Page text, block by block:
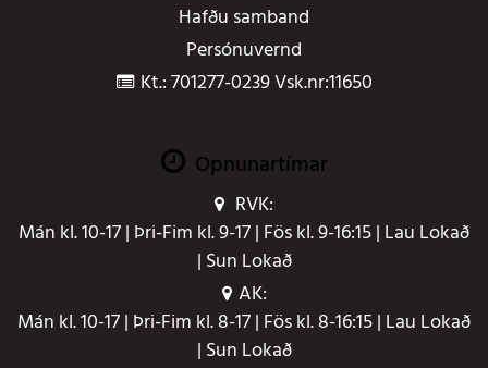
Hafðu samband
Persónuvernd
Kt.: 701277-0239 Vsk.nr:11650
Opnunartímar
RVK:
Mán kl. 10-17 | Þri-Fim kl. 9-17 | Fös kl. 9-16:15 | Lau Lokað
| Sun Lokað
AK:
Mán kl. 10-17 | Þri-Fim kl. 8-17 | Fös kl. 8-16:15 | Lau Lokað
| Sun Lokað